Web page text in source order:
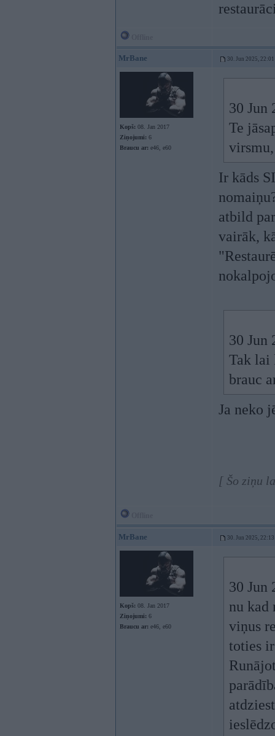
MrBane 30. Jun 2025, 22:01
Kopš: 08. Jan 2017
Ziņojumi: 6
Braucu ar: e46, e60
30 Jun
Te
Ir kāds
atbild
vairāk,
30 Jun
Tak lai
brauc
Ja neko
[ Šo ziņu
MrBane 30. Jun 2025, 22:13
Kopš: 08. Jan 2017
Ziņojumi: 6
Braucu ar: e46, e60
30 Jun
nu kad
viņus
toties